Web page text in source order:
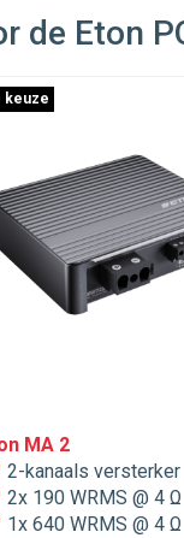
de Eton
keuze
MA 2
2-kanaals versterker
2x 190 WRMS @ 4 Ω
1x 640 WRMS @ 4 Ω